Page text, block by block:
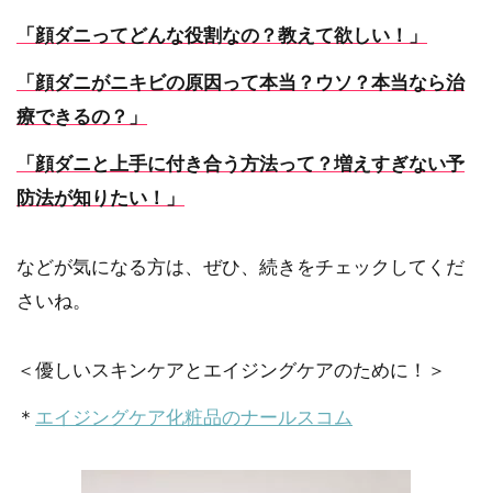
「顔ダニってどんな役割なの？教えて欲しい！」
「顔ダニがニキビの原因って本当？ウソ？本当なら治
療できるの？」
「顔ダニと上手に付き合う方法って？増えすぎない予
防法が知りたい！」
などが気になる方は、ぜひ、続きをチェックしてくだ
さいね。
＜優しいスキンケアとエイジングケアのために！＞
＊ エイジングケア化粧品のナールスコム